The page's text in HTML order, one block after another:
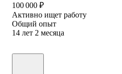
100 000 ₽
Активно ищет работу
Общий опыт
14 лет 2 месяца